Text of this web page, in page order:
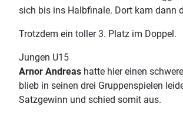
sich bis ins Halbfinale. Dort kam dann
Trotzdem ein toller 3. Platz im Doppel.
Jungen U15
Arnor Andreas hatte hier einen
blieb in seinen drei Gruppenspielen
Satzgewinn und schied somit aus.